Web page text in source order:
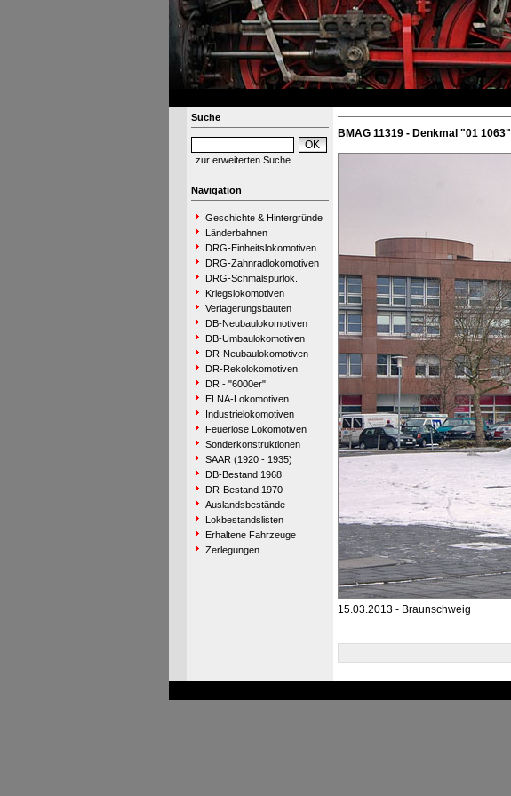
Suche
zur erweiterten Suche
Navigation
Geschichte & Hintergründe
Länderbahnen
DRG-Einheitslokomotiven
DRG-Zahnradlokomotiven
DRG-Schmalspurlok.
Kriegslokomotiven
Verlagerungsbauten
DB-Neubaulokomotiven
DB-Umbaulokomotiven
DR-Neubaulokomotiven
DR-Rekolokomotiven
DR - "6000er"
ELNA-Lokomotiven
Industrielokomotiven
Feuerlose Lokomotiven
Sonderkonstruktionen
SAAR (1920 - 1935)
DB-Bestand 1968
DR-Bestand 1970
Auslandsbestände
Lokbestandslisten
Erhaltene Fahrzeuge
Zerlegungen
BMAG 11319 - Denkmal "01 1063"
15.03.2013 - Braunschweig